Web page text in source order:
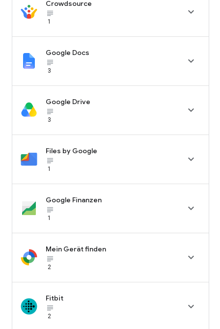
Crowdsource
subject_black
1

Google Docs
subject_black
3

Google Drive
subject_black
3

Files by Google
subject_black
1

Google Finanzen
subject_black
1

Mein Gerät finden
subject_black
2

Fitbit
subject_black
2
